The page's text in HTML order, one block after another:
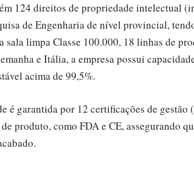
124 direitos de propriedade intelectual
de Engenharia de nível provincial,
sala limpa Classe 100.000, 18 linhas de
e Itália, a empresa possui
acima de 99,5%.
é garantida por 12 certificações de
produto, como FDA e CE, assegurando